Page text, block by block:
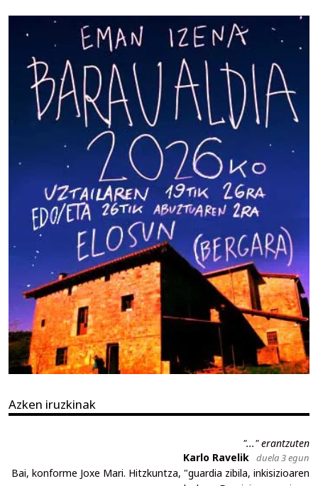
Azken iruzkinak
"..." erantzuten
Karlo Ravelik duela 3 egun
Bai, konforme Joxe Mari. Hitzkuntza, "guardia zibila, inkisizioaren